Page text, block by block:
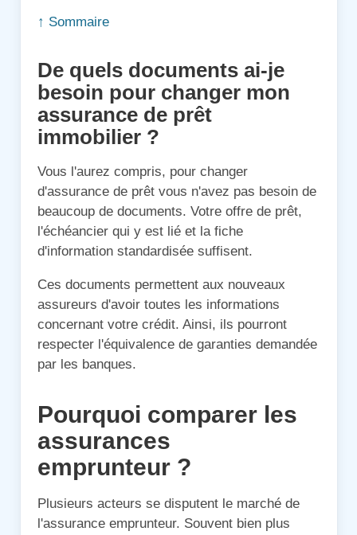
↑ Sommaire
De quels documents ai-je
besoin pour changer mon
assurance de prêt
immobilier ?
Vous l'aurez compris, pour changer
d'assurance de prêt vous n'avez pas besoin de
beaucoup de documents. Votre offre de prêt,
l'échéancier qui y est lié et la fiche
d'information standardisée suffisent.
Ces documents permettent aux nouveaux
assureurs d'avoir toutes les informations
concernant votre crédit. Ainsi, ils pourront
respecter l'équivalence de garanties demandée
par les banques.
Pourquoi comparer les
assurances
emprunteur ?
Plusieurs acteurs se disputent le marché de
l'assurance emprunteur. Souvent bien plus